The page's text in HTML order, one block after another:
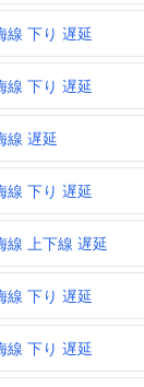
線 下り 遅延
線 下り 遅延
線 遅延
線 下り 遅延
線 上下線 遅延
線 下り 遅延
線 下り 遅延